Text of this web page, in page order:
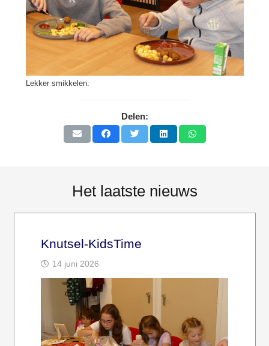
Lekker smikkelen.
Delen:
Het laatste nieuws
Knutsel-KidsTime
14 juni 2026